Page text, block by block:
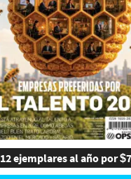
12 ejemplares al año por